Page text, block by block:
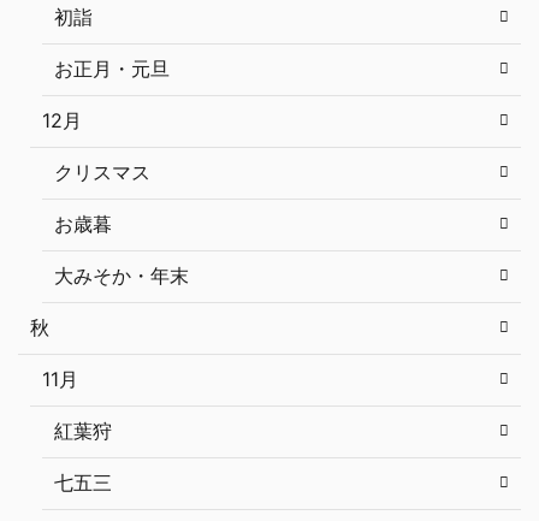
初詣
お正月・元旦
12月
クリスマス
お歳暮
大みそか・年末
秋
11月
紅葉狩
七五三